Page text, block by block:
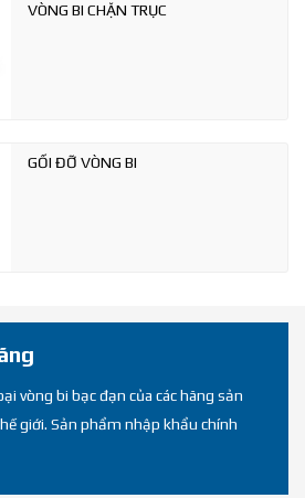
VÒNG BI CHẶN TRỤC
GỐI ĐỠ VÒNG BI
vòng bi bạc đạn của các hãng sản
giới. Sản phẩm nhập khẩu chính